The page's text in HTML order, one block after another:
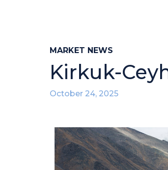
MARKET NEWS
Kirkuk-
October 24, 2025